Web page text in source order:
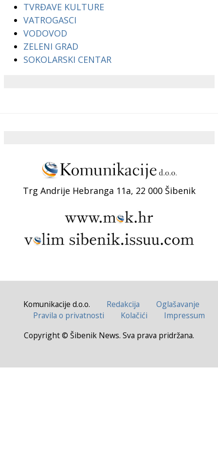
TVRĐAVE KULTURE
VATROGASCI
VODOVOD
ZELENI GRAD
SOKOLARSKI CENTAR
Trg Andrije Hebranga 11a, 22 000 Šibenik
Komunikacije d.o.o. Redakcija
Oglašavanje
Pravila o privatnosti
Kolačići
Impressum
Copyright © Šibenik News. Sva prava pridržana.